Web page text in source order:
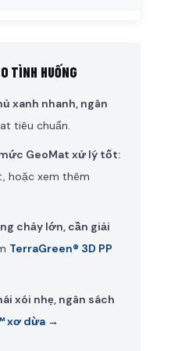
TÌNH HUỐNG
xanh nhanh, ngân
tiêu chuẩn.
GeoMat xử lý tốt:
hoặc xem thêm
chảy lớn, cần giải
TerraGreen® 3D PP
xói nhẹ, ngân sách
xơ dừa →